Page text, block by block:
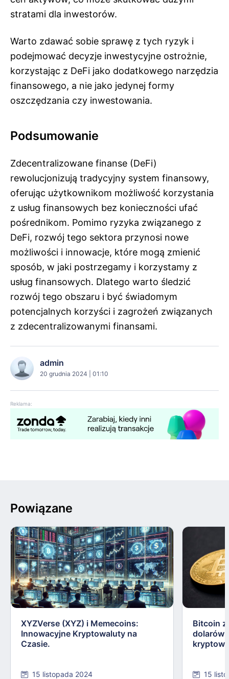
stratami dla inwestorów.
Warto zdawać sobie sprawę z tych ryzyk i
podejmować decyzje inwestycyjne ostrożnie,
korzystając z DeFi jako dodatkowego narzędzia
finansowego, a nie jako jedynej formy
oszczędzania czy inwestowania.
Podsumowanie
Zdecentralizowane finanse (DeFi)
rewolucjonizują tradycyjny system finansowy,
oferując użytkownikom możliwość korzystania
z usług finansowych bez konieczności ufać
pośrednikom. Pomimo ryzyka związanego z
DeFi, rozwój tego sektora przynosi nowe
możliwości i innowacje, które mogą zmienić
sposób, w jaki postrzegamy i korzystamy z
usług finansowych. Dlatego warto śledzić
rozwój tego obszaru i być świadomym
potencjalnych korzyści i zagrożeń związanych
z zdecentralizowanymi finansami.
admin
20 grudnia 2024 | 01:10
Reklama:
Powiązane
XYZVerse (XYZ) i Memecoins:
Innowacyjne Kryptowaluty na
Czasie.
15 listopada 2024
Bitcoin
dolarów:
15